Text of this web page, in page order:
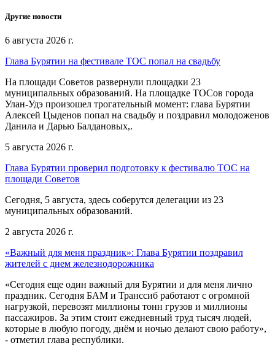
Другие новости
6 августа 2026 г.
Глава Бурятии на фестивале ТОС попал на свадьбу
На площади Советов развернули площадки 23
муниципальных образований. На площадке ТОСов города
Улан-Удэ произошел трогательный момент: глава Бурятии
Алексей Цыденов попал на свадьбу и поздравил молодоженов
Данила и Дарью Балдановых,.
5 августа 2026 г.
Глава Бурятии проверил подготовку к фестивалю ТОС на
площади Советов
Сегодня, 5 августа, здесь соберутся делегации из 23
муниципальных образований.
2 августа 2026 г.
«Важный для меня праздник»: Глава Бурятии поздравил
жителей с днем железнодорожника
«Сегодня еще один важный для Бурятии и для меня лично
праздник. Сегодня БАМ и Транссиб работают с огромной
нагрузкой, перевозят миллионы тонн грузов и миллионы
пассажиров. За этим стоит ежедневный труд тысяч людей,
которые в любую погоду, днём и ночью делают свою работу»,
- отметил глава республики.